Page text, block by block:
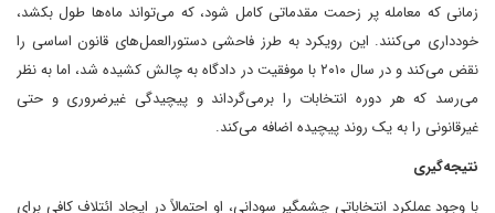
زمانی که معامله پر زحمت مقدماتی کامل شود، که می‌تواند ماه‌ها طول بکشد،
خودداری می‌کنند. این رویکرد به طرز فاحشی دستورالعمل‌های قانون اساسی را
نقض می‌کند و در سال ۲۰۱۰ با موفقیت در دادگاه به چالش کشیده شد، اما به نظر
می‌رسد که هر دوره انتخابات را برمی‌گرداند و پیچیدگی غیرضروری و حتی
غیرقانونی را به یک روند پیچیده اضافه می‌کند.
نتیجه‌گیری
با وجود عملکرد انتخاباتی چشمگیر سودانی، او احتمالاً در ایجاد ائتلاف کافی برای